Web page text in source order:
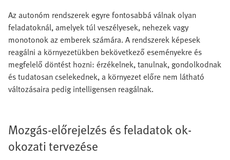
Az autonóm rendszerek egyre fontosabbá válnak olyan
feladatoknál, amelyek túl veszélyesek, nehezek vagy
monotonok az emberek számára. A rendszerek képesek
reagálni a környezetükben bekövetkező eseményekre és
megfelelő döntést hozni: érzékelnek, tanulnak, gondolkodnak
és tudatosan cselekednek, a környezet előre nem látható
változásaira pedig intelligensen reagálnak.
Mozgás-előrejelzés és feladatok ok-
okozati tervezése